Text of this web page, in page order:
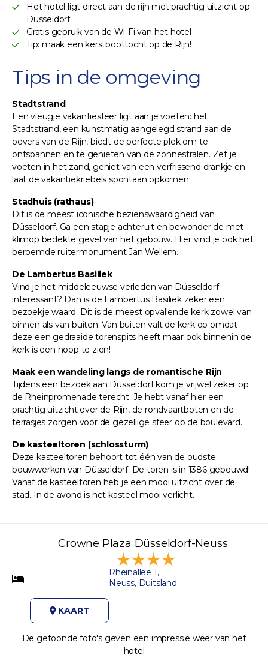
Het hotel ligt direct aan de rijn met prachtig uitzicht op
Düsseldorf
Gratis gebruik van de Wi-Fi van het hotel
Tip: maak een kerstboottocht op de Rijn!
Tips in de omgeving
Stadtstrand
Een vleugje vakantiesfeer ligt aan je voeten: het
Stadtstrand, een kunstmatig aangelegd strand aan de
oevers van de Rijn, biedt de perfecte plek om te
ontspannen en te genieten van de zonnestralen. Zet je
voeten in het zand, geniet van een verfrissend drankje en
laat de vakantiekriebels spontaan opkomen.
Stadhuis (rathaus)
Dit is de meest iconische bezienswaardigheid van
Düsseldorf. Ga een stapje achteruit en bewonder de met
klimop bedekte gevel van het gebouw. Hier vind je ook het
beroemde ruitermonument Jan Wellem.
De Lambertus Basiliek
Vind je het middeleeuwse verleden van Düsseldorf
interessant? Dan is de Lambertus Basiliek zeker een
bezoekje waard. Dit is de meest opvallende kerk zowel van
binnen als van buiten. Van buiten valt de kerk op omdat
deze een gedraaide torenspits heeft maar ook binnenin de
kerk is een hoop te zien!
Maak een wandeling langs de romantische Rijn
Tijdens een bezoek aan Dusseldorf kom je vrijwel zeker op
de Rheinpromenade terecht. Je hebt vanaf hier een
prachtig uitzicht over de Rijn, de rondvaartboten en de
terrasjes zorgen voor de gezellige sfeer op de boulevard.
De kasteeltoren (schlossturm)
Deze kasteeltoren behoort tot één van de oudste
bouwwerken van Düsseldorf. De toren is in 1386 gebouwd!
Vanaf de kasteeltoren heb je een mooi uitzicht over de
stad. In de avond is het kasteel mooi verlicht.
Crowne Plaza Düsseldorf-Neuss
Rheinallee 1,
Neuss, Duitsland
KAART
De getoonde foto's geven een impressie weer van het
hotel